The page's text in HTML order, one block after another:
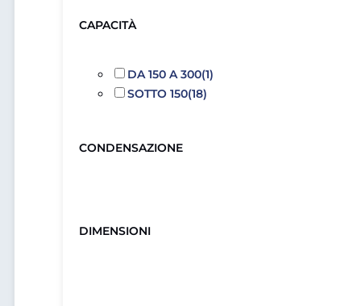
CAPACITÀ
DA 150 A 300(1)
SOTTO 150(18)
CONDENSAZIONE
DIMENSIONI